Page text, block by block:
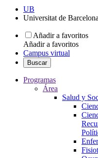
UB
Universitat de Barcelona
Añadir a favoritos
Añadir a favoritos
Campus virtual
Buscar
Programas
Área
Salud y